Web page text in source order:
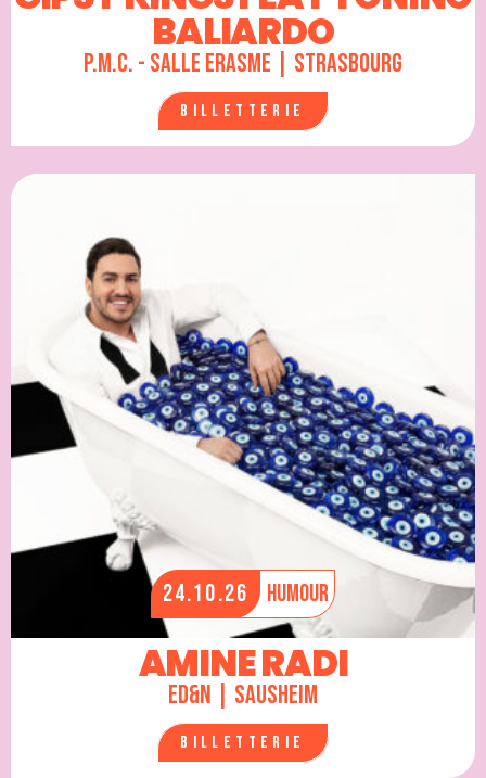
BALIARDO
P.M.C. - Salle Erasme | Strasbourg
Billetterie
24.10.26 Humour
AMINE RADI
ED&N | Sausheim
Billetterie